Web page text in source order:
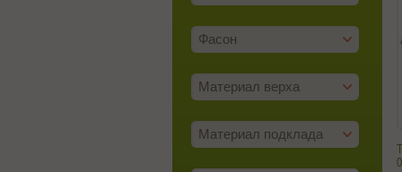
Фасон
Материал верха
Материал подклада